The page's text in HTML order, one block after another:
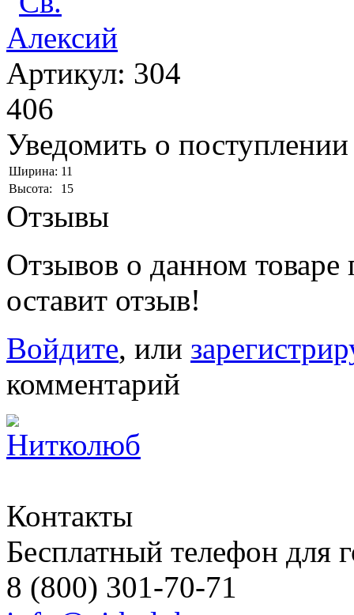
Артикул: 304
406
Уведомить о поступлении
Ширина: 11
Высота:
15
Отзывы
Отзывов о данном товаре
оставит отзыв!
Войдите, или
комментарий
Контакты
Бесплатный телефон для
8 (800) 301-70-71